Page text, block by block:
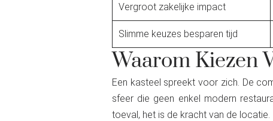
Vergroot zakelijke impact
Slimme keuzes besparen tijd
Waarom Kiezen
Een kasteel spreekt voor zich. De
sfeer die geen enkel modern
toeval, het is de kracht van de locatie.